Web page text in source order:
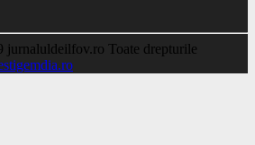
jurnaluldeilfov.ro Toate drepturile